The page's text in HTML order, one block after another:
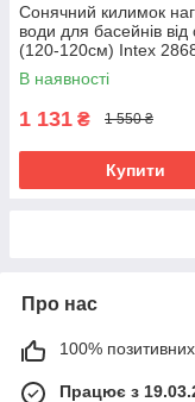
Сонячний килимок
води для басейнів від
(120-120см) Intex
В наявності
1 131 ₴ 1 550 ₴
Купити
Про нас
100% позитивних
Працює з